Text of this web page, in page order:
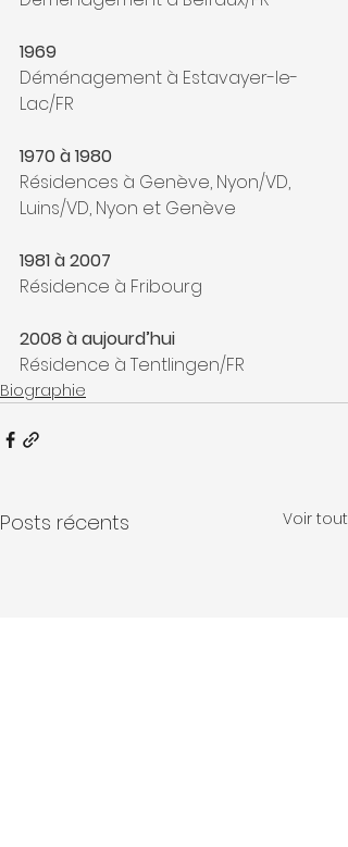
1969
Déménagement à Estavayer-le-
Lac/FR
1970 à 1980
Résidences à Genève, Nyon/VD,
Luins/VD, Nyon et Genève
1981 à 2007
Résidence à Fribourg
2008 à aujourd’hui
Résidence à Tentlingen/FR
Biographie
Posts récents Voir tout